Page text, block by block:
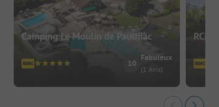
Camping Le Moulin de Paulhiac
10
Fabuleux
(1 Avis)
RCN